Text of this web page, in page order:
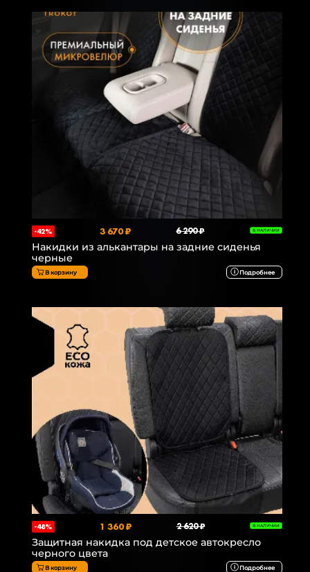
-42% 3 670 ₽ 6 290 ₽ В НАЛИЧИИ
Накидки из алькантары на задние сиденья
черные
В корзину Подробнее
-48% 1 360 ₽ 2 620 ₽ В НАЛИЧИИ
Защитная накидка под детское автокресло
черного цвета
В корзину Подробнее